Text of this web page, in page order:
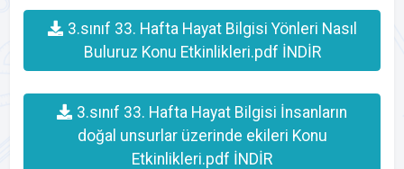
3.sınıf 33. Hafta Hayat Bilgisi Yönleri Nasıl
Buluruz Konu Etkinlikleri.pdf İNDİR
3.sınıf 33. Hafta Hayat Bilgisi İnsanların
doğal unsurlar üzerinde ekileri Konu
Etkinlikleri.pdf İNDİR